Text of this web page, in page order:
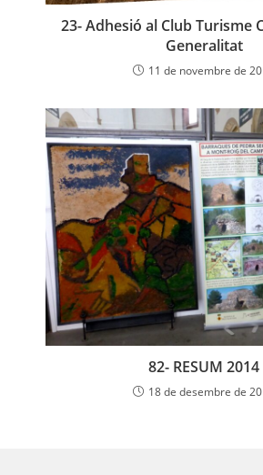
23- Adhesió al Club Turisme
Generalitat
11 de novembre de
82- RESUM 2014
18 de desembre de